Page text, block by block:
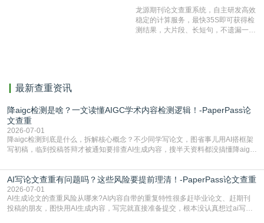
有相似的片段，该项技术检测速度快、
准确率高，市场反映良好。
龙源期刊论文查重系统，自主研发高效
稳定的计算服务，最快35S即可获得检
测结果，大片段、长短句，不遗漏一处
最新查重资讯
降aigc检测是啥？一文读懂AIGC学术内容检测逻辑！-PaperPass论
文查重
2026-07-01
降aigc检测到底是什么，拆解核心概念？不少同学写论文，图省事儿用AI搭框架
写初稿，临到投稿答辩才被通知要排查AI生成内容，搜半天资料都没搞懂降aigc
怕是已经入行的科研人员，不少人也搞不清降aigc检测是啥，对相关要求摸不
准。其实，降aigc检测是伴随AIGC工具在学术领域普及诞生的新需求，核心是为
了满足现在高校、期刊对AI生
AI写论文查重有问题吗？这些风险要提前理清！-PaperPass论文查重
2026-07-01
AI生成论文的查重风险从哪来?AI内容自带的重复特性很多赶毕业论文、赶期刊
投稿的朋友，图快用AI生成内容，写完就直接准备提交，根本没认真想过ai写论